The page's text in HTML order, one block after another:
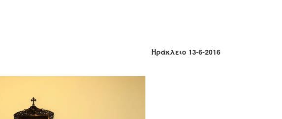
Ηράκλειο 13-6-2016